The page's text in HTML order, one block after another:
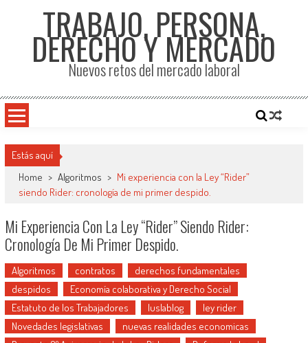
TRABAJO, PERSONA,
DERECHO Y MERCADO
Nuevos retos del mercado laboral
Estás aquí
Home > Algoritmos > Mi experiencia con la Ley “Rider”
siendo Rider: cronología de mi primer despido.
Mi Experiencia Con La Ley “Rider” Siendo Rider:
Cronología De Mi Primer Despido.
Algoritmos contratos
derechos fundamentales
despidos
Economía colaborativa y Derecho Social
Estatuto de los Trabajadores
Iuslablog
ley rider
Novedades legislativas
nuevas realidades economicas